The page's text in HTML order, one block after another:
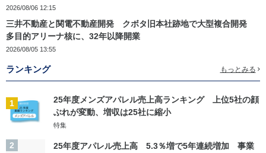
2026/08/06 12:15
三井不動産と関電不動産開発 クボタ旧本社跡地で大型複合開発
多目的アリーナ核に、32年以降開業
2026/08/05 13:55
ランキング もっとみる
1
25年度メンズアパレル売上高ランキング 上位5社の顔
ぶれが変動、増収は25社に縮小
特集
2
25年度アパレル売上高 5.3％増で5年連続増加 事業